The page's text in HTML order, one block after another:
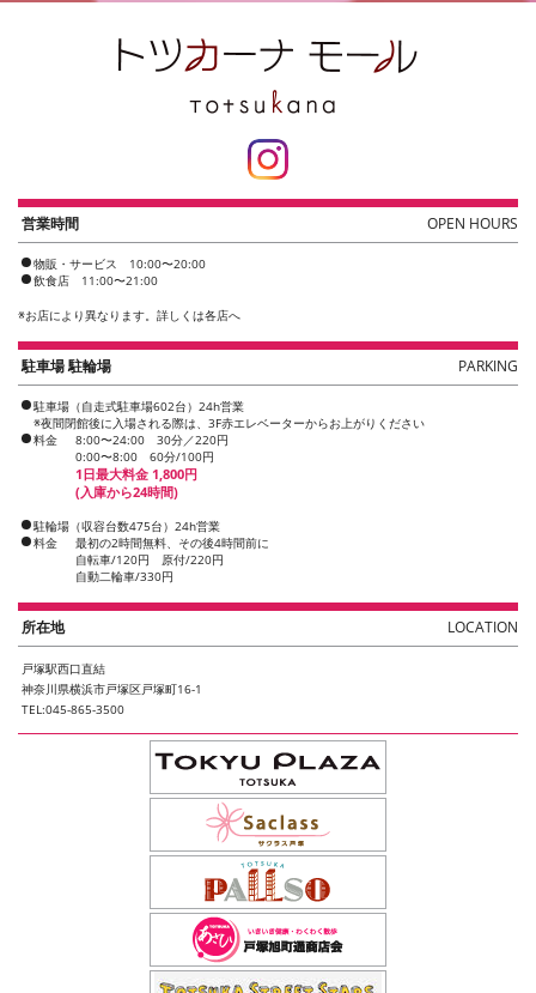
営業時間 OPEN HOURS
物販・サービス 10:00〜20:00
飲食店 11:00〜21:00
※お店により異なります。詳しくは各店へ
駐車場 駐輪場 PARKING
駐車場（自走式駐車場602台）24h営業
※夜間閉館後に入場される際は、3F赤エレベーターからお上がりください
料金
8:00〜24:00 30分／220円
0:00〜8:00 60分/100円
1日最大料金 1,800円
(入庫から24時間)
駐輪場（収容台数475台）24h営業
料金
最初の2時間無料、その後4時間前に
自転車/120円 原付/220円
自動二輪車/330円
所在地 LOCATION
戸塚駅西口直結
神奈川県横浜市戸塚区戸塚町16-1
TEL:045-865-3500